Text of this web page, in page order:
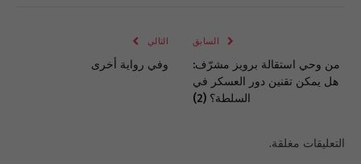
السابق
من وحي استقالة برويز مشرّف:
هل يمكن تقنين دور العسكر في
السلطة؟ (2)
التالي
وفي رواية أخرى
التعليقات مغلقة.